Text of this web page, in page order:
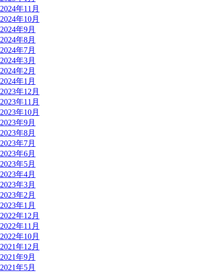
2024年11月
2024年10月
2024年9月
2024年8月
2024年7月
2024年3月
2024年2月
2024年1月
2023年12月
2023年11月
2023年10月
2023年9月
2023年8月
2023年7月
2023年6月
2023年5月
2023年4月
2023年3月
2023年2月
2023年1月
2022年12月
2022年11月
2022年10月
2021年12月
2021年9月
2021年5月